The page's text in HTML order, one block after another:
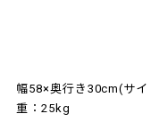
幅58×奥行き30cm(サ
重：25kg